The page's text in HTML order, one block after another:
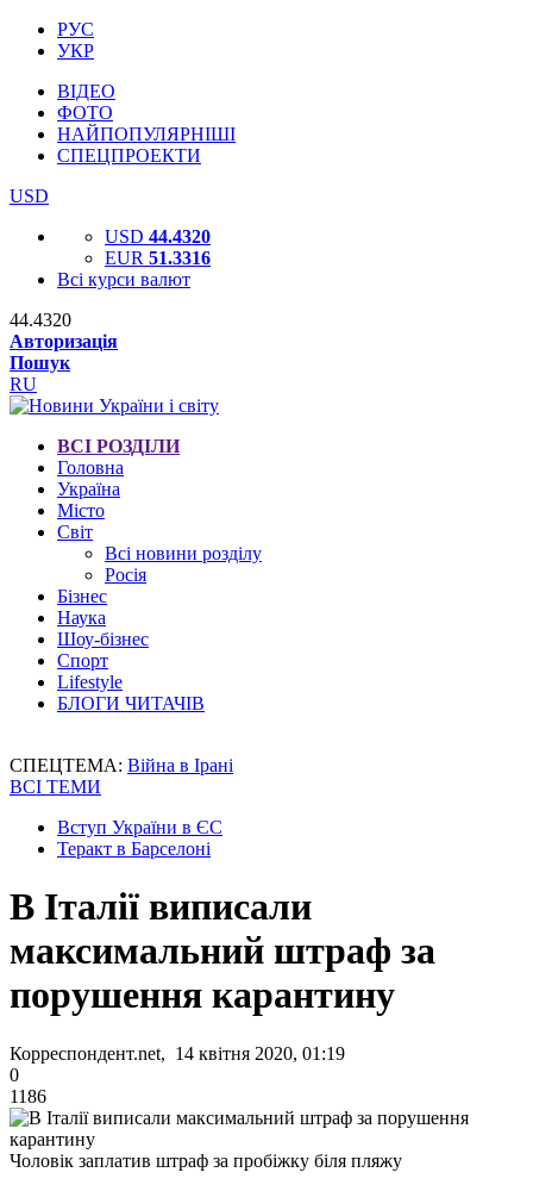
РУС
УКР
ВІДЕО
ФОТО
НАЙПОПУЛЯРНІШІ
СПЕЦПРОЕКТИ
USD
USD 44.4320
EUR 51.3316
Всі курси валют
44.4320
Авторизація
Пошук
RU
ВСІ РОЗДІЛИ
Головна
Україна
Місто
Світ
Всі новини розділу
Росія
Бізнес
Наука
Шоу-бізнес
Спорт
Lifestyle
БЛОГИ ЧИТАЧІВ
СПЕЦТЕМА: Війна в Ірані
ВСІ ТЕМИ
Вступ України в ЄС
Теракт в Барселоні
В Італії виписали
максимальний штраф за
порушення карантину
Корреспондент.net, 14 квітня 2020, 01:19
0
1186
Чоловік заплатив штраф за пробіжку біля пляжу